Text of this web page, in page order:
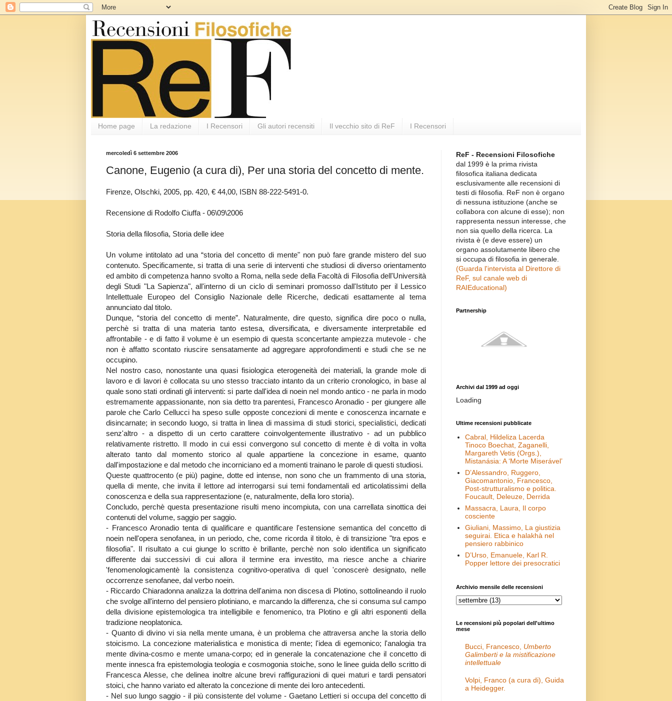
Home page La redazione I Recensori Gli autori recensiti Il vecchio sito di ReF I Recensori
mercoledì 6 settembre 2006
Canone, Eugenio (a cura di), Per una storia del concetto di mente.
Firenze, Olschki, 2005, pp. 420, € 44,00, ISBN 88-222-5491-0.
Recensione di Rodolfo Ciuffa - 06\09\2006
Storia della filosofia, Storia delle idee
Un volume intitolato ad una “storia del concetto di mente" non può fare grande mistero del suo
contenuto. Specificamente, si tratta di una serie di interventi che studiosi di diverso orientamento
ed ambito di competenza hanno svolto a Roma, nella sede della Facoltà di Filosofia dell'Università
degli Studi "La Sapienza", all'interno di un ciclo di seminari promosso dall'Istituto per il Lessico
Intellettuale Europeo del Consiglio Nazionale delle Ricerche, dedicati esattamente al tema
annunciato dal titolo.
Dunque, “storia del concetto di mente”. Naturalmente, dire questo, significa dire poco o nulla,
perchè si tratta di una materia tanto estesa, diversificata, e diversamente interpretabile ed
affrontabile - e di fatto il volume è un esempio di questa sconcertante ampiezza mutevole - che
non è affatto scontato riuscire sensatamente ad aggregare approfondimenti e studi che se ne
occupino.
Nel nostro caso, nonostante una quasi fisiologica eterogeneità dei materiali, la grande mole di
lavoro e di lavori è collocata su uno stesso tracciato intanto da un criterio cronologico, in base al
quale sono stati ordinati gli interventi: si parte dall'idea di noein nel mondo antico - ne parla in modo
estremamente appassionante, non sia detto tra parentesi, Francesco Aronadio - per giungere alle
parole che Carlo Cellucci ha speso sulle opposte concezioni di mente e conoscenza incarnate e
disincarnate; in secondo luogo, si tratta in linea di massima di studi storici, specialistici, dedicati
senz'altro - a dispetto di un certo carattere coinvolgentemente illustrativo - ad un pubblico
relativamente ristretto. Il modo in cui essi convergono sul concetto di mente è di volta in volta
alterato tanto dal momento storico al quale appartiene la concezione in esame, quanto
dall'impostazione e dal metodo che incorniciano ed a momenti trainano le parole di questi studiosi.
Queste quattrocento (e più) pagine, dotte ed intense, non sono che un frammento di una storia,
quella di mente, che invita il lettore ad interrogarsi sui temi fondamentali ed articolatissimi della
conoscenza e della sua rappresentazione (e, naturalmente, della loro storia).
Concludo, perchè questa presentazione risulti meno incompiuta, con una carrellata sinottica dei
contenuti del volume, saggio per saggio.
- Francesco Aronadio tenta di qualificare e quantificare l'estensione semantica del concetto di
noein nell'opera senofanea, in un periodo, che, come ricorda il titolo, è di transizione "tra epos e
filosofia". Il risultato a cui giunge lo scritto è brillante, perchè non solo identifica un significato
differente dai successivi di cui allora il termine era investito, ma riesce anche a chiarire
'fenomenologicamentè la consistenza cognitivo-operativa di quel 'conoscerè designato, nelle
occorrenze senofanee, dal verbo noein.
- Riccardo Chiaradonna analizza la dottrina dell'anima non discesa di Plotino, sottolineando il ruolo
che svolge all'interno del pensiero plotiniano, e marcando la differenza, che si consuma sul campo
della divisione epistemologica tra intelligibile e fenomenico, tra Plotino e gli altri esponenti della
tradizione neoplatonica.
- Quanto di divino vi sia nella mente umana, è un problema che attraversa anche la storia dello
stoicismo. La concezione materialistica e monistica di mente; l'idea di egemonico; l'analogia tra
mente divina-cosmo e mente umana-corpo; ed in generale la concatenazione che il concetto di
mente innesca fra epistemologia teologia e cosmogonia stoiche, sono le linee guida dello scritto di
Francesca Alesse, che delinea inoltre alcune brevi raffigurazioni di quei maturi e tardi pensatori
stoici, che hanno variato ed alterato la concezione di mente dei loro antecedenti.
- Nel suo lungo saggio - il più consistente del volume - Gaetano Lettieri si occupa del concetto di
ReF - Recensioni Filosofiche
dal 1999 è la prima rivista
filosofica italiana dedicata
esclusivamente alle recensioni di
testi di filosofia. ReF non è organo
di nessuna istituzione (anche se
collabora con alcune di esse); non
rappresenta nessun interesse, che
non sia quello della ricerca. La
rivista è (e deve essere) un
organo assolutamente libero che
si occupa di filosofia in generale.
(Guarda l'intervista al Direttore di
ReF, sul canale web di
RAIEducational)
Partnership
Archivi dal 1999 ad oggi
Loading
Ultime recensioni pubblicate
Cabral, Hildeliza Lacerda
Tinoco Boechat, Zaganelli,
Margareth Vetis (Orgs.),
Mistanásia: A ‘Morte Miserável’
D’Alessandro, Ruggero,
Giacomantonio, Francesco,
Post-strutturalismo e politica.
Foucault, Deleuze, Derrida
Massacra, Laura, Il corpo
cosciente
Giuliani, Massimo, La giustizia
seguirai. Etica e halakhà nel
pensiero rabbinico
D’Urso, Emanuele, Karl R.
Popper lettore dei presocratici
Archivio mensile delle recensioni
Le recensioni più popolari dell'ultimo
mese
Bucci, Francesco, Umberto
Galimberti e la mistificazione
intellettuale
Volpi, Franco (a cura di), Guida
a Heidegger.